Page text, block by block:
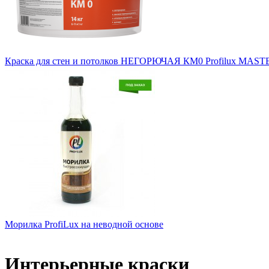
Краска для стен и потолков НЕГОРЮЧАЯ КМ0 Profilux
Морилка ProfiLux на неводной основе
Интерьерные краски